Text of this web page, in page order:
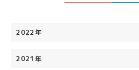
2022年
2021年